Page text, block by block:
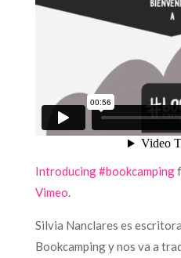
Introducing #bookcamping
Vimeo.
Silvia Nanclares es
Bookcamping y nos va a